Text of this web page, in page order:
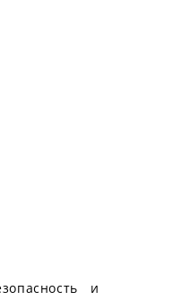
и